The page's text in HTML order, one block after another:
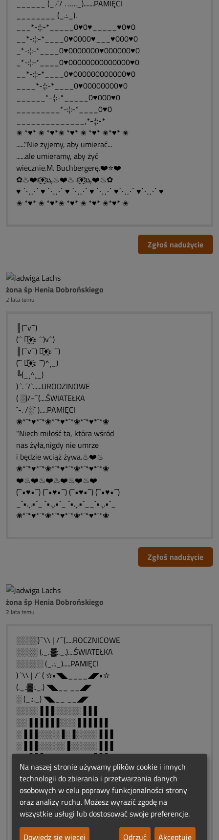
______ (_.·´/ . ….._).......PAMIĘCI
________ (_.:._).
___*-:¦:-*_____0♥0♥_____♥0♥0
__*-:¦:-*____0♥0000♥___♥000♥0
_*-:¦:-*____0♥0000000♥000000♥0
_*-:¦:-*____0♥00000000000000♥0
__*-:¦:-*____0♥000000000000♥0
____*-:¦:-*____0♥00000000♥0
______*-:¦:-*_____0♥000♥0
_________*-:¦:-*____0♥0
______________,*-:¦:-*
✬ *♥* ✬ *♥*✬ *♥* ✬ *♥* ✬*♥* ✬
......"Nie żyjemy, aby umierać...
......ale umieramy, aby żyć
wiecznie.M. Buchbergerę.❤️⭐❤️
✿♨❤️ԑ̮̑♦̮̑ɜܓ♨❤️♨ ԑ̮̑♦̮̑ɜܓ❤️♨✿
♥ ⋱⋰ ♥ ⋱⋰ ♥ ⋱⋰ ♥ ⋱⋰ ♥⋱⋰ ♥⋱⋰ ♥
✬ *♥* ✬ *♥*✬ *♥* ✬ *♥* ✬*♥* ✬
Zgłoś nadużycie
żona śp Henia Dobrońskiego
2 lata temu
║(¯`v´¯)
(¯` ะ̭̌♦̭̌ะ ´¯)v´¯)
║(¯`v´¯) ะ̭̌♦̭̌ะ ´¯)
(¯` ะ̭̌♦̭̌ะ ´¯)^¸_)
╚(_¸^¸_)
)¯`. ´/`......URODZINOWE
( ░)/-´¯(....ŚWIATEŁKA
`-. /░´ ).....PAMIĘCI
❀*¯*♥*¯*❀*¯*♥*¯*❀*¯*♥*¯*❀
"Niech miłość ta, która wśród
nas żyła,nigdy nie umrze
i będzie wciąż żywa.♨❤️♨
❀*¯*♥*¯*❀*¯*♥*¯*❀*¯*♥*¯*❀
❤️♨❤️♨❤️♨❤️♨❤️♨❤️
(¯`•♥•´¯) (¯`•♥•´¯) (¯`•♥•´¯) (¯`•♥•´¯)
_`•.¸.•´_ `•.¸.•´_ `•.¸.•´__`•.¸.•´_
❀*¯*♥*¯*❀*¯*♥*¯*❀*¯*♥*¯*❀
Zgłoś nadużycie
żona śp Henia Dobrońskiego
2 lata temu
░░░░)¯`\\ | /´¯(.....ROCZNICOWE
░░░░ (._.:▓:._.)....ŚWIATEŁKA
░░░░░ (_.:._).....PAMIĘCI
)¯`\\ | /´¯( ✫•◥◣____◢◤•✫
(._.:▓:._.) ◥◣__ __◢◤
░ (_.:._) ◥◣__ __◢◤
░░░░▐▐▐░░░░░▐▐▐
░░▐▐▐▐▐▐░░░▐▐▐▐▐▐
░▐▐▐░░░░▐░▐░░░░▐▐▐
░▐▐▐░░░░░▐░░░░░▐▐▐
░░▐▐▐░░░░░░░░░▐▐▐
░░░░▐▐▐░░░░░▐▐▐
░░░░░░▐▐▐░▐▐▐
░░░░░░░░▐▐▐
░░░░░░░░░
✿♨❤️ԑ̮̑♦̮̑ɜܓ♨❤️♨ ԑ̮̑♦̮̑ɜܓ❤️♨✿
..„ Rozłąka jest naszym losem,
Na naszej stronie używamy plików cookie i innych
technologii do zbierania i przetwarzania danych
osobowych w celu poprawy funkcjonalności strony
oraz analizy ruchu. Możesz wyrazić zgodę na
wszystkie usługi lub dostosować swoje preferencje.
Dowiedz się więcej
Odrzuć Akceptuję